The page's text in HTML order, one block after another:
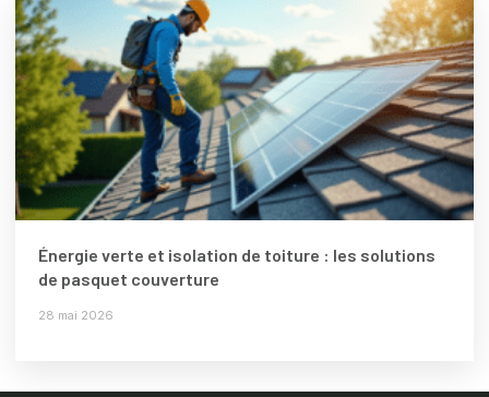
Énergie verte et isolation de toiture : les solutions
de pasquet couverture
28 mai 2026